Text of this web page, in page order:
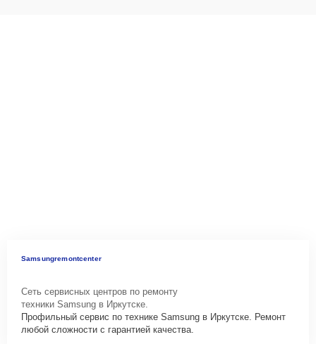
Samsungremontcenter
Сеть сервисных центров по ремонту
техники Samsung в Иркутске.
Профильный сервис по технике Samsung в Иркутске. Ремонт
любой сложности с гарантией качества.